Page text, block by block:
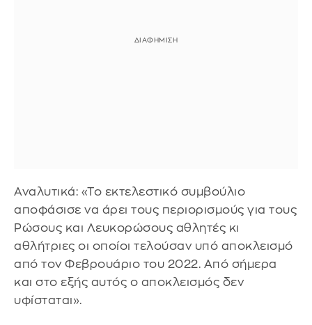
Αναλυτικά: «Το εκτελεστικό συμβούλιο
αποφάσισε να άρει τους περιορισμούς για τους
Ρώσους και Λευκορώσους αθλητές κι
αθλήτριες οι οποίοι τελούσαν υπό αποκλεισμό
από τον Φεβρουάριο του 2022. Από σήμερα
και στο εξής αυτός ο αποκλεισμός δεν
υφίσταται».